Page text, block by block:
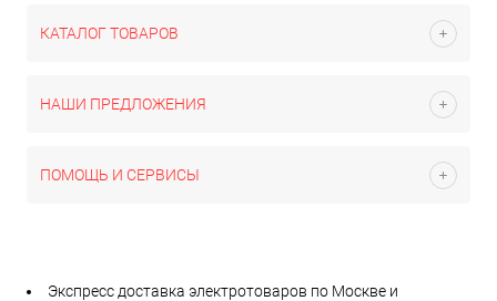
КАТАЛОГ ТОВАРОВ
НАШИ ПРЕДЛОЖЕНИЯ
ПОМОЩЬ И СЕРВИСЫ
Экспресс доставка электротоваров по Москве и